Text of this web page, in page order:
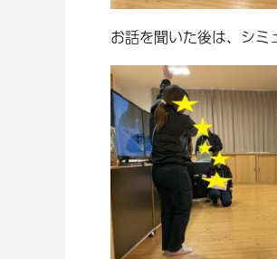
お話を聞いた後は、シ